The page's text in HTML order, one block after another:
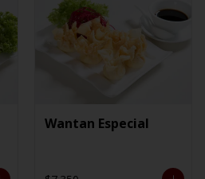
Wantan Especial